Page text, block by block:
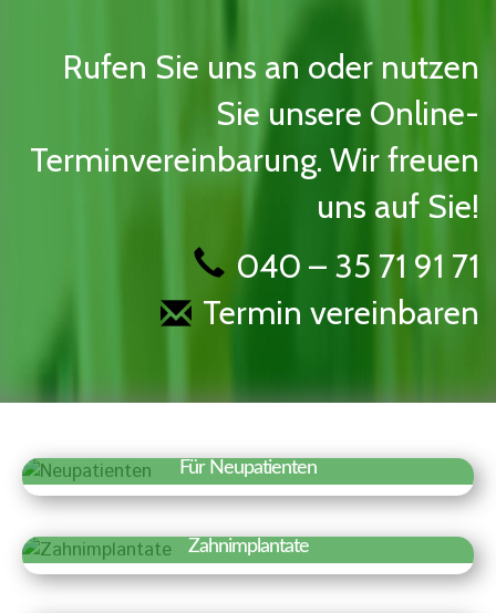
Rufen Sie uns an oder nutzen
Sie unsere Online-
Terminvereinbarung. Wir freuen
uns auf Sie!
040 – 35 71 91 71
Termin vereinbaren
Für Neupatienten
Wir freuen uns über Ihr Interesse an
unserer Praxis. Auf einen Blick haben wir
Erfahren Sie mehr »
Zahnimplantate
Erfahren Sie mehr »